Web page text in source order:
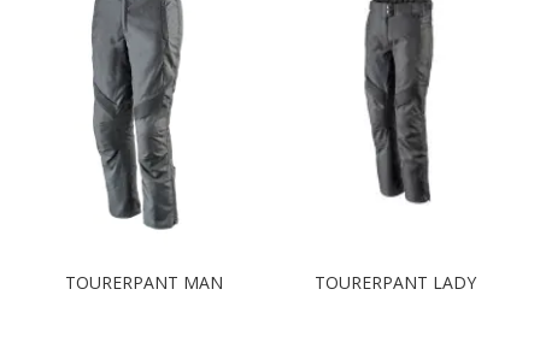
TOURERPANT MAN TOURERPANT LADY